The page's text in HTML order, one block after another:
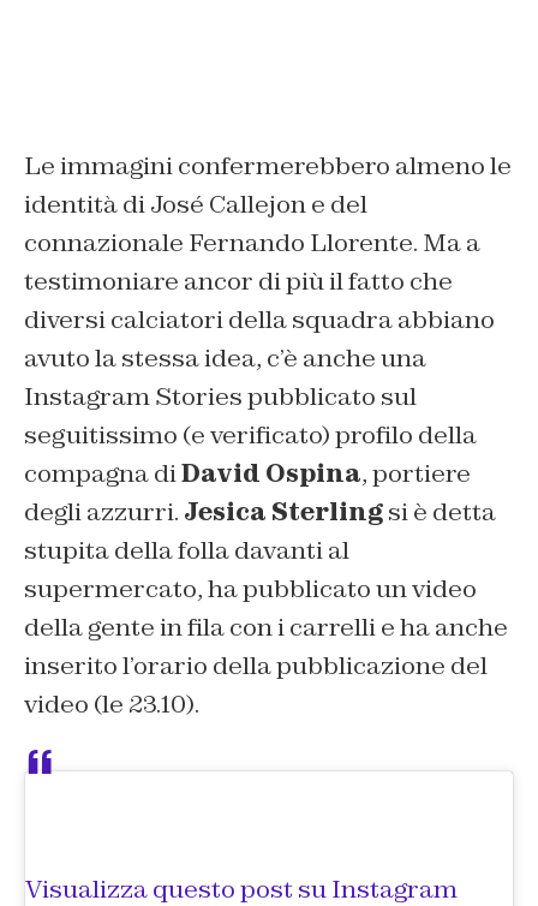
Le immagini confermerebbero almeno le
identità di José Callejon e del
connazionale Fernando Llorente. Ma a
testimoniare ancor di più il fatto che
diversi calciatori della squadra abbiano
avuto la stessa idea, c’è anche una
Instagram Stories pubblicato sul
seguitissimo (e verificato) profilo della
compagna diDavid Ospina, portiere
degli azzurri. Jesica Sterlingsi è detta
stupita della folla davanti al
supermercato, ha pubblicato un video
della gente in fila con i carrelli e ha anche
inserito l’orario della pubblicazione del
video (le 23.10).
Visualizza questo post su Instagram